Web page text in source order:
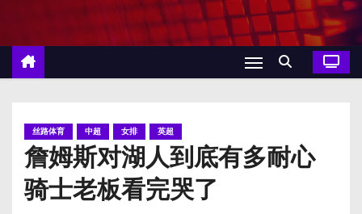
丝路体育 中超 女排 英超
詹姆斯对湖人到底有多耐心
骑士老板看完哭了